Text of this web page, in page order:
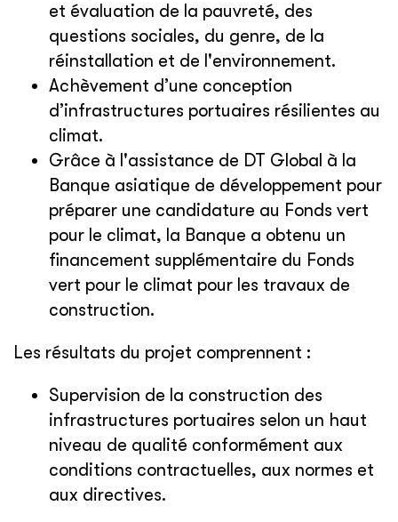
et évaluation de la pauvreté, des
questions sociales, du genre, de la
réinstallation et de l'environnement.
Achèvement d’une conception
d’infrastructures portuaires résilientes au
climat.
Grâce à l'assistance de DT Global à la
Banque asiatique de développement pour
préparer une candidature au Fonds vert
pour le climat, la Banque a obtenu un
financement supplémentaire du Fonds
vert pour le climat pour les travaux de
construction.
Les résultats du projet comprennent :
Supervision de la construction des
infrastructures portuaires selon un haut
niveau de qualité conformément aux
conditions contractuelles, aux normes et
aux directives.